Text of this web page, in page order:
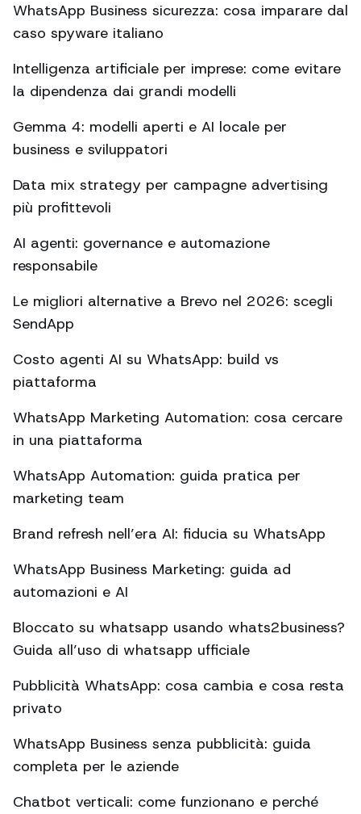
WhatsApp Business sicurezza: cosa imparare dal
caso spyware italiano
Intelligenza artificiale per imprese: come evitare
la dipendenza dai grandi modelli
Gemma 4: modelli aperti e AI locale per
business e sviluppatori
Data mix strategy per campagne advertising
più profittevoli
AI agenti: governance e automazione
responsabile
Le migliori alternative a Brevo nel 2026: scegli
SendApp
Costo agenti AI su WhatsApp: build vs
piattaforma
WhatsApp Marketing Automation: cosa cercare
in una piattaforma
WhatsApp Automation: guida pratica per
marketing team
Brand refresh nell’era AI: fiducia su WhatsApp
WhatsApp Business Marketing: guida ad
automazioni e AI
Bloccato su whatsapp usando whats2business?
Guida all’uso di whatsapp ufficiale
Pubblicità WhatsApp: cosa cambia e cosa resta
privato
WhatsApp Business senza pubblicità: guida
completa per le aziende
Chatbot verticali: come funzionano e perché